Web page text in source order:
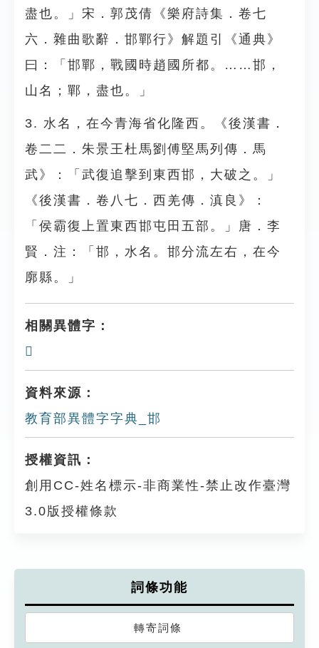
盡也。」宋．郭茂倩《樂府詩集．卷七
六．雜曲歌辭．邯鄲行》解題引《通典》
曰：「邯鄲，戰國時趙國所都。……邯，
山名；鄲，盡也。」
3. 水名，在今青海省化隆西。《後漢書．
卷二二．朱景王杜馬劉傅堅馬列傳．馬
武》：「武復追擊到東西邯，大破之。」
《後漢書．卷八七．西羌傳．滇良》：
「侯霸復上置東西邯屯田五部。」唐．李
賢．注：「邯，水名。邯分流左右，在今
廓縣。」
相關異體字：
𨚠
資料來源：
教育部異體字字典_邯
授權資訊：
創用CC-姓名標示-非商業性-禁止改作臺灣
3.0版授權條款
詞條功能
轉寄詞條